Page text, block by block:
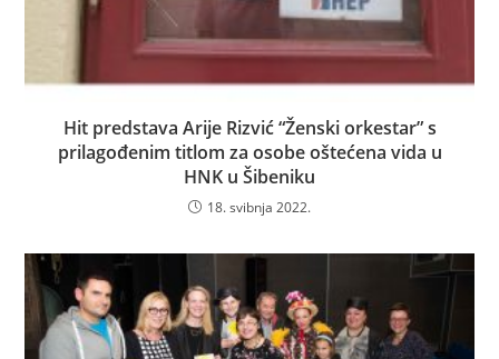
Hit predstava Arije Rizvić “Ženski orkestar” s
prilagođenim titlom za osobe oštećena vida u
HNK u Šibeniku
18. svibnja 2022.